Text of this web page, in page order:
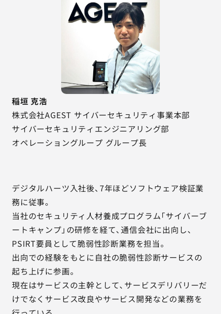
稲垣 克浩
株式会社AGEST サイバーセキュリティ事業本部
サイバーセキュリティエンジニアリング部
オペレーショングループ グループ長
デジタルハーツ入社後、7年ほどソフトウェア検証業
務に従事。
当社のセキュリティ人材養成プログラム「サイバーブ
ートキャンプ」の研修を経て、通信会社に出向し、
PSIRT要員として脆弱性診断業務を担当。
出向での経験をもとに自社の脆弱性診断サービスの
起ち上げに参画。
現在はサービスの主幹として、サービスデリバリーだ
けでなくサービス改良やサービス開発などの業務を